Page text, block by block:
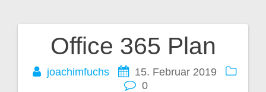
Office 365 Plan
joachimfuchs
15. Februar 2019
0
Beitragsnavigation